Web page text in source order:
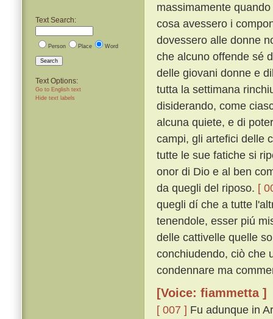
Text Search:
Person Place Word
Search
Text Options:
Go to English text
Hide text labels
massimamente
cosa avessero i
dovessero alle donne
che alcuno offende sé
delle giovani donne e
tutta la settimana
disiderando, come
alcuna quiete, e di
campi, gli artefici delle
tutte le sue fatiche si
onor di Dio e al ben
da quegli del riposo. [
quegli dí che a tutte
tenendole, esser piú
delle cattivelle quelle
conchiudendo, ciò che
condennare ma
[Voice: fiammetta ]
[ 007 ] Fu adunque in